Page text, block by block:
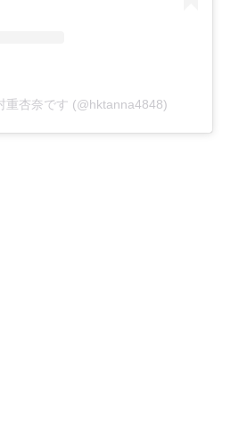
重杏奈です (@hktanna4848)